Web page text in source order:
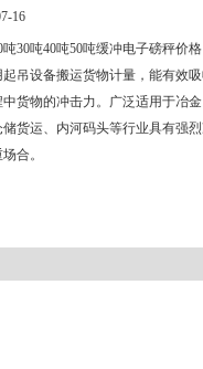
16
吨30吨40吨50吨缓冲电子磅秤价
起吊设备搬运货物计量，能有效
中货物的冲击力。广泛适用于冶
储货运、内河码头等行业具有强
合。